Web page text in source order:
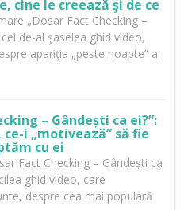
cine le creează şi de ce
„Dosar Fact Checking –
de-al şaselea ghid video,
apariţia „peste noapte” a
– Gândești ca ei?”:
i „motivează” să fie
cu ei
Fact Checking – Gândești ca
ghid video, care
despre cea mai populară